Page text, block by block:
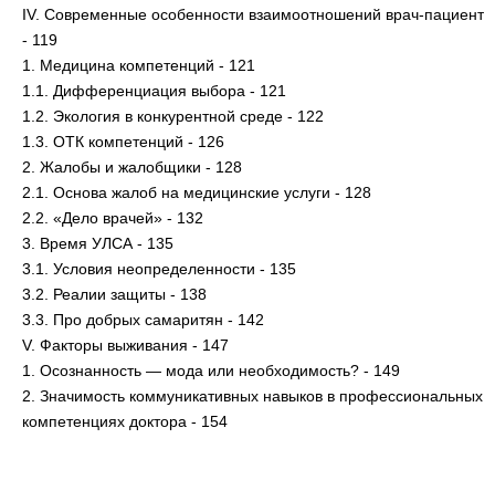
IV. Современные особенности взаимоотношений врач-пациент
- 119
1. Медицина компетенций - 121
1.1. Дифференциация выбора - 121
1.2. Экология в конкурентной среде - 122
1.3. ОТК компетенций - 126
2. Жалобы и жалобщики - 128
2.1. Основа жалоб на медицинские услуги - 128
2.2. «Дело врачей» - 132
3. Время УЛСА - 135
3.1. Условия неопределенности - 135
3.2. Реалии защиты - 138
3.3. Про добрых самаритян - 142
V. Факторы выживания - 147
1. Осознанность — мода или необходимость? - 149
2. Значимость коммуникативных навыков в профессиональных
компетенциях доктора - 154